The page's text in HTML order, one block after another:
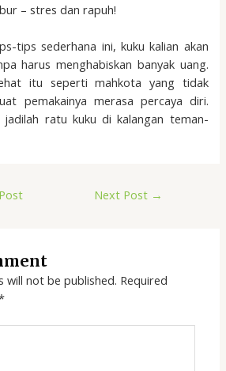
– stres dan rapuh!
tips sederhana ini, kuku kalian akan
harus menghabiskan banyak uang.
itu seperti mahkota yang tidak
pemakainya merasa percaya diri.
jadilah ratu kuku di kalangan teman-
Next Post →
will not be published. Required